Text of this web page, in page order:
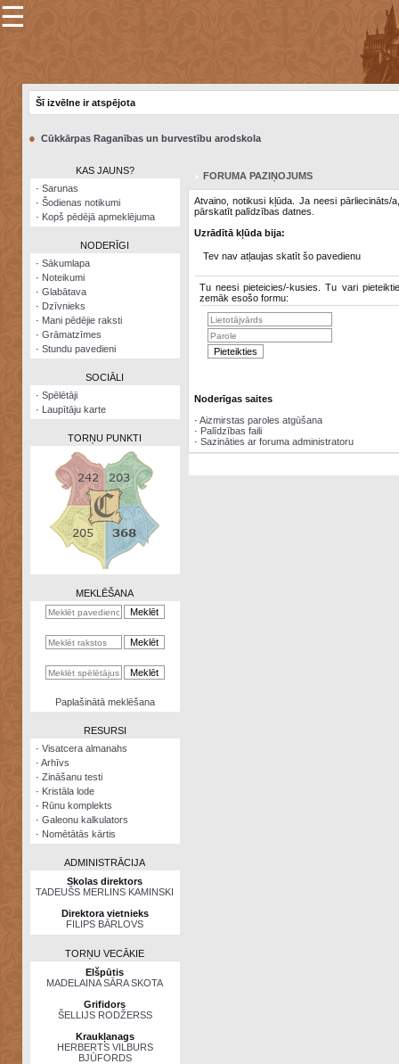
×
Šodienas
notikumi
Visatcera
almanahs
Arhīvs
Zināšanu
kalkulators
Nomētātās
☰
Šī izvēlne ir atspējota
● Cūkkārpas Raganības un burvestību arodskola
KAS JAUNS?
· Sarunas
· Šodienas notikumi
· Kopš pēdējā apmeklējuma
NODERĪGI
· Sākumlapa
· Noteikumi
· Glabātava
· Dzīvnieks
· Mani pēdējie raksti
· Grāmatzīmes
· Stundu pavedieni
SOCIĀLI
· Spēlētāji
· Laupītāju karte
TORŅU PUNKTI
MEKLĒŠANA
Paplašinātā meklēšana
RESURSI
· Visatcera almanahs
· Arhīvs
· Zināšanu testi
· Kristāla lode
· Rūnu komplekts
· Galeonu kalkulators
· Nomētātās kārtis
ADMINISTRĀCIJA
Skolas direktors
TADEUŠS MERLINS KAMINSKI
Direktora vietnieks
FILIPS BĀRLOVS
TORŅU VECĀKIE
Elšpūtis
MADELAINA SĀRA SKOTA
Grifidors
ŠELLIJS RODŽERSS
Kraukļanags
HERBERTS VILBURS
BJŪFORDS
FORUMA PAZIŅOJUMS
Atvaino, notikusi kļūda. Ja neesi pārliecināts/
pārskatīt palīdzības datnes.
Uzrādītā kļūda bija:
Tev nav atļaujas skatīt šo pavedienu
Tu neesi pieteicies/-kusies. Tu vari
zemāk esošo formu:
Noderīgas saites
· Aizmirstas paroles atgūšana
· Palīdzības faili
· Sazināties ar foruma administratoru